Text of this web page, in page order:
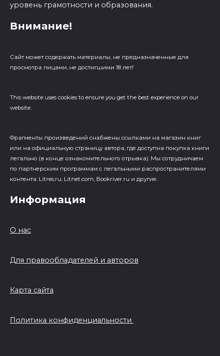
уровень грамотности и образования.
Внимание!
Сайт может содержать материалы, не предназначенные для
просмотра лицами, не достигшими 18 лет!
This website uses cookies to ensure you get the best experience on our
website.
Фрагменты произведений cнабжены ссылками на магазин книг
или на официальную страницу автора, где доступна покупка книги
легально (в конце ознакомительного отрывка). Мы сотрудничаем
по партнерским программам с легальными распространителями
контента: Litres.ru, Litnet.com, Bookriver.ru и другие.
Информация
О нас
Для правообладателей и авторов
Карта сайта
Политика конфиденциальности